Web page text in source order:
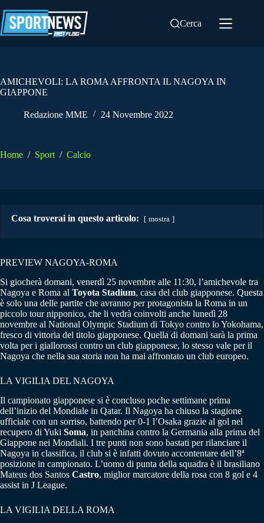
al
contenuto
Cerca
AMICHEVOLI: LA ROMA AFFRONTA IL NAGOYA IN
GIAPPONE
Redazione MME 24 Novembre 2022
Home / Sport / Calcio
Cosa troverai in questo articolo: mostra
PREVIEW NAGOYA-ROMA
Si giocherà domani, venerdì 25 novembre alle 11:30, l’amichevole tra
Nagoya e Roma al Toyota Stadium, casa del club giapponese. Questa
è solo una delle partite che avranno per protagonista la Roma in un
piccolo tour nipponico, che li vedrà coinvolti anche lunedì 28
novembre al National Olympic Stadium di Tokyo contro lo Yokohama,
fresco di vittoria del titolo giapponese. Quella di domani sarà la prima
volta per i giallorossi contro un club giapponese, lo stesso vale per il
Nagoya che nella sua storia non ha mai affrontato un club europeo.
LA VIGILIA DEL NAGOYA
Il campionato giapponese si è concluso poche settimane prima
dell’inizio del Mondiale in Qatar. Il Nagoya ha chiuso la stagione
ufficiale con un sorriso, battendo per 0-1 l’Osaka grazie al gol nel
recupero di Yuki Soma, in panchina contro la Germania alla prima del
Giappone nei Mondiali. I tre punti non sono bastati per rilanciare il
Nagoya in classifica, il club si è infatti dovuto accontentare dell’8ª
posizione in campionato. L’uomo di punta della squadra è il brasiliano
Mateus dos Santos Castro, miglior marcatore della rosa con 8 gol e 4
assist in J League.
LA VIGILIA DELLA ROMA